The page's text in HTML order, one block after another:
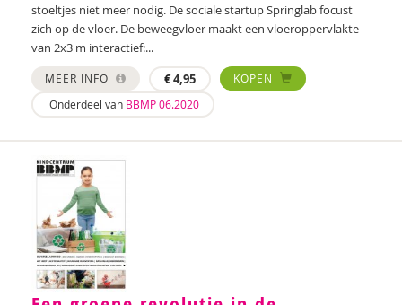
stoeltjes niet meer nodig. De sociale startup Springlab focust
zich op de vloer. De beweegvloer maakt een vloeroppervlakte
van 2x3 m interactief:...
MEER INFO €4,95
KOPEN
Onderdeel van BBMP 06.2020